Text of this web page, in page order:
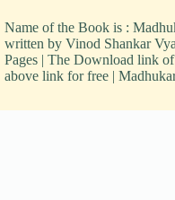
Name of the Book is :
written by Vinod Shankar
Pages | The Download link
above link for free |